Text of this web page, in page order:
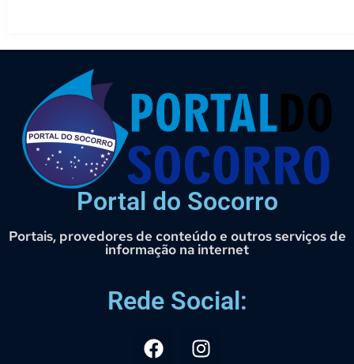
Portal do Socorro
Portais, provedores de conteúdo e outros serviços de
informação na internet
Rede Social: